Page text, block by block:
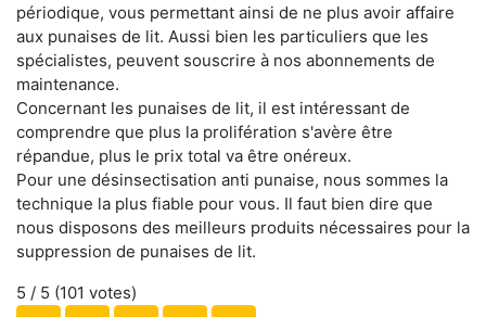
périodique, vous permettant ainsi de ne plus avoir affaire
aux punaises de lit. Aussi bien les particuliers que les
spécialistes, peuvent souscrire à nos abonnements de
maintenance.
Concernant les punaises de lit, il est intéressant de
comprendre que plus la prolifération s'avère être
répandue, plus le prix total va être onéreux.
Pour une désinsectisation anti punaise, nous sommes la
technique la plus fiable pour vous. Il faut bien dire que
nous disposons des meilleurs produits nécessaires pour la
suppression de punaises de lit.
5 / 5 (101 votes)